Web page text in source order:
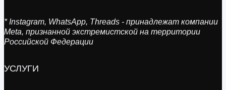
* Instagram, WhatsApp, Threads - принадлежат компании
Meta, признанной экстремистской на территории
Российской Федерации
УСЛУГИ